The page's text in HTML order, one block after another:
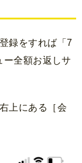
録をすれば「7
全額お返しサ
上にある［会